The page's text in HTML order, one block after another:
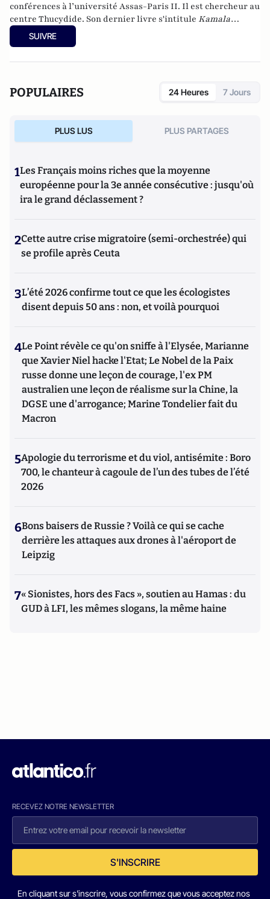
conférences à l’université Assas-Paris II. Il est chercheur au
centre Thucydide. Son dernier livre s'intitule Kamala
Harris, l'Amérique du futur
collection Chronos, poche, 2024). Il est également l'auteur de
divisée(Privat, 2017),
1968: Quand l'Amérique
2018),Joe Biden : le 3e mandat de Barack Obama
biographie de Joe Biden
(Nouveau Monde, 2020) et
Géopolitique des Etats-Unis(Puf, 2022).
SUIVRE
POPULAIRES 24 Heures 7 Jours
PLUS LUS PLUS PARTAGES
1Les Français moins riches que la moyenne
européenne pour la 3e année consécutive : jusqu'où
ira le grand déclassement ?
2Cette autre crise migratoire (semi-orchestrée) qui
se profile après Ceuta
3L’été 2026 confirme tout ce que les écologistes
disent depuis 50 ans : non, et voilà pourquoi
4Le Point révèle ce qu'on sniffe à l'Elysée, Marianne
que Xavier Niel hacke l'Etat; Le Nobel de la Paix
russe donne une leçon de courage, l'ex PM
australien une leçon de réalisme sur la Chine, la
DGSE une d'arrogance; Marine Tondelier fait du
Macron
5Apologie du terrorisme et du viol, antisémite : Boro
700, le chanteur à cagoule de l’un des tubes de l’été
2026
6Bons baisers de Russie ? Voilà ce qui se cache
derrière les attaques aux drones à l'aéroport de
Leipzig
7« Sionistes, hors des Facs », soutien au Hamas : du
GUD à LFI, les mêmes slogans, la même haine
RECEVEZ NOTRE NEWSLETTER
S'INSCRIRE
En cliquant sur s'inscrire, vous confirmez que vous acceptez nos